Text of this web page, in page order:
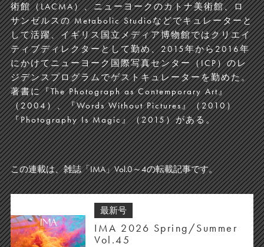
術館（LACMA）、ニューヨークのカトナ美術館、ロ
サンゼルスの Metabolic Studioなどでキュレーターと
して活躍、イギリス国立メディア博物館ではクリエイ
ティブディレクターとして勤め、2015年から2016年
にかけてニューヨーク国際写真センター（ICP）のレ
ジデンスプログラムでゲストキュレーターを勤めた。
著書に『The Photograph as Contemporary Art』
（2004）、『Words Without Pictures』（2010）
『Photography Is Magic』（2015）がある。
この連載は、雑誌「IMA」Vol.0～4の転載記事です。
最新号
IMA 2026 Spring/Summer
Vol.45